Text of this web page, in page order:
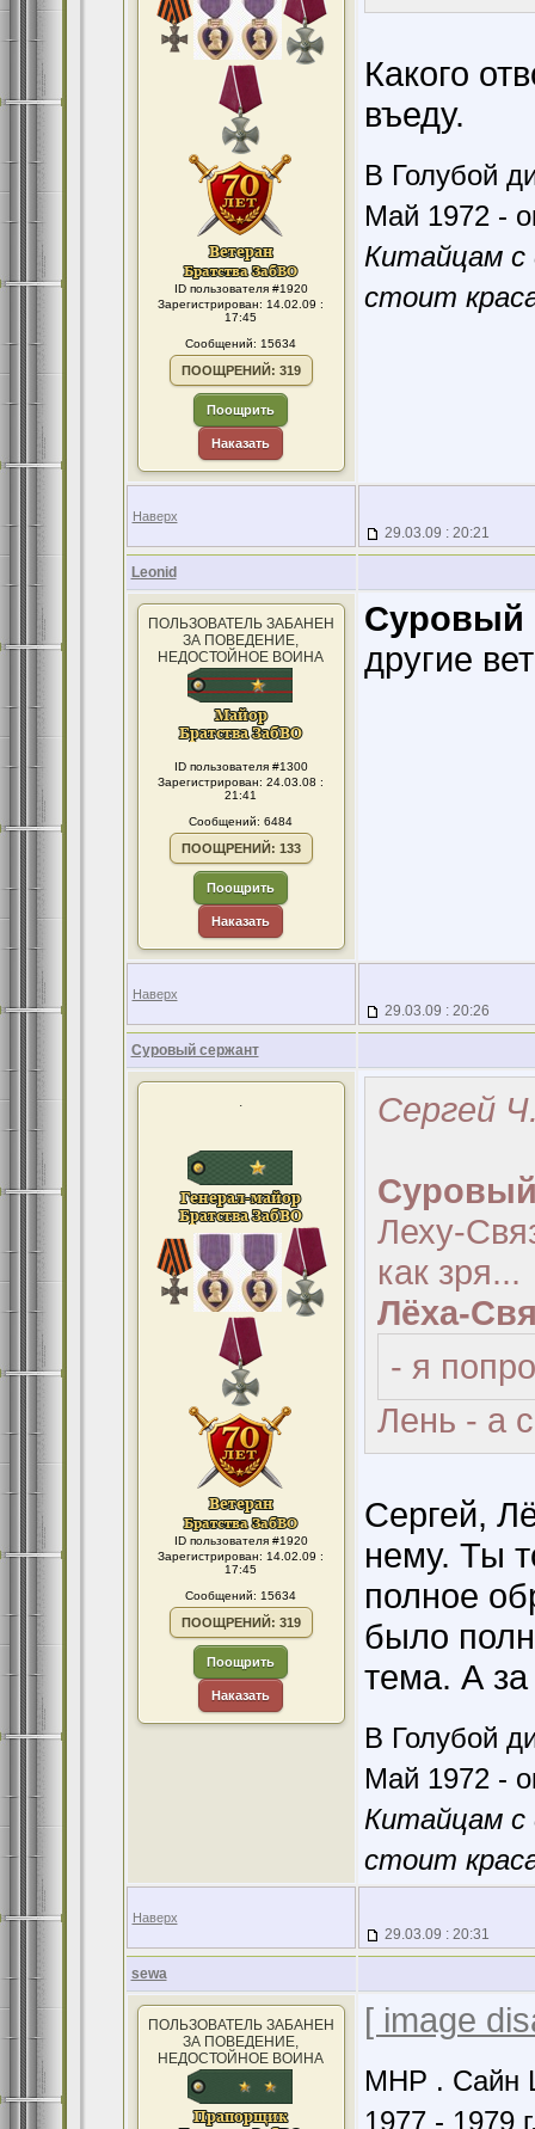
ID пользователя #1920
Зарегистрирован: 14.02.09 :
17:45
Сообщений: 15634
ПООЩРЕНИЙ: 319
Поощрить
Наказать
Какого
въеду.
В Голубой
Май 1972 -
Китайцам с
стоит
Наверх
29.03.09 : 20:21
Leonid
ПОЛЬЗОВАТЕЛЬ ЗАБАНЕН
ЗА ПОВЕДЕНИЕ,
НЕДОСТОЙНОЕ ВОИНА
ID пользователя #1300
Зарегистрирован: 24.03.08 :
21:41
Сообщений: 6484
ПООЩРЕНИЙ: 133
Поощрить
Наказать
Суровый
другие
Наверх
29.03.09 : 20:26
Суровый сержант
.
ID пользователя #1920
Зарегистрирован: 14.02.09 :
17:45
Сообщений: 15634
ПООЩРЕНИЙ: 319
Поощрить
Наказать
Сергей
Леху-
как зря...
Лёха-
- я
Лень - а
Сергей,
нему. Ты
полное
было
тема. А
В Голубой
Май 1972 -
Китайцам с
стоит
Наверх
29.03.09 : 20:31
sewa
ПОЛЬЗОВАТЕЛЬ ЗАБАНЕН
ЗА ПОВЕДЕНИЕ,
НЕДОСТОЙНОЕ ВОИНА
[ image
МНР . Сайн
1977 - 1979